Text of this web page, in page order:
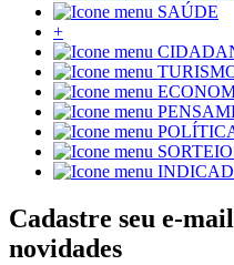
SAÚDE
+
Cadastre seu e-
novidades